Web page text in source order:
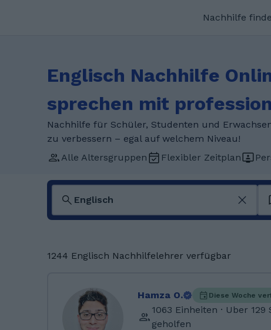
Nachhilfe
Englisch Nachhilfe
sprechen mit
Nachhilfe für Schüler, Studenten und
zu verbessern – egal auf welchem Niveau!
Alle Altersgruppen
Flexibler Zeitplan
1244 Englisch Nachhilfelehrer verfügbar
Hamza O. Diese Woche
1063 Einheiten · Uber
geholfen